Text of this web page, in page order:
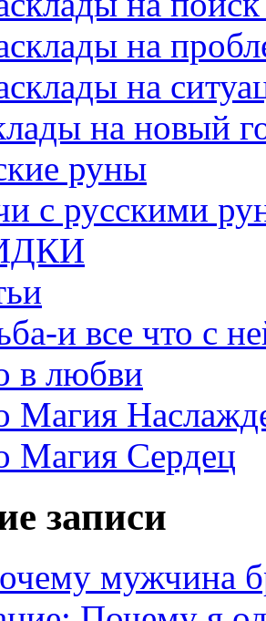
на
на
на новый
руны
с русскими
и все что с
в любви
Магия
Магия Сердец
записи
мужчина